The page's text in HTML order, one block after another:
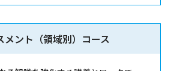
メント（領域別）コース